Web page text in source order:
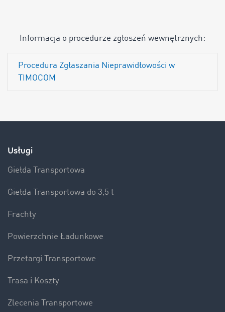
Informacja o procedurze zgłoszeń wewnętrznych:
Procedura Zgłaszania Nieprawidłowości w
TIMOCOM
Usługi
Giełda Transportowa
Giełda Transportowa do 3,5 t
Frachty
Powierzchnie Ładunkowe
Przetargi Transportowe
Trasa i Koszty
Zlecenia Transportowe